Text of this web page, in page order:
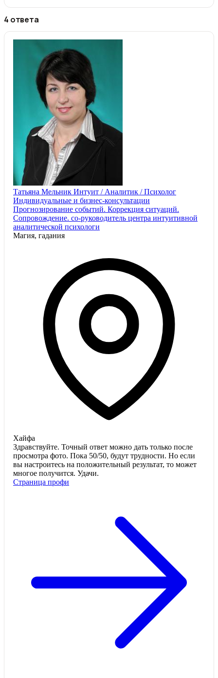
4 ответа
Татьяна Мельник Интуит / Аналитик / Психолог
Индивидуальные и бизнес-консультации
Прогнозирование событий. Коррекция ситуаций.
Сопровождение. со-руководитель центра интуитивной
аналитической психологи
Магия, гадания
Хайфа
Здравствуйте. Точный ответ можно дать только после
просмотра фото. Пока 50/50, будут трудности. Но если
вы настроитесь на положительный результат, то может
многое получится. Удачи.
Страница профи